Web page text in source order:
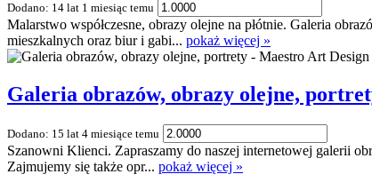
Dodano: 14 lat 1 miesiąc temu
Malarstwo współczesne, obrazy olejne na płótnie. Galeria
mieszkalnych oraz biur i gabi... pokaż więcej »
Galeria obrazów, obrazy olejne,
Dodano: 15 lat 4 miesiące temu
Szanowni Klienci. Zapraszamy do naszej internetowej galerii
Zajmujemy się także opr... pokaż więcej »